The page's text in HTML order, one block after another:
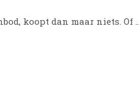
koopt dan maar niets. Of